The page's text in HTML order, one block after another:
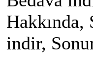
indir,